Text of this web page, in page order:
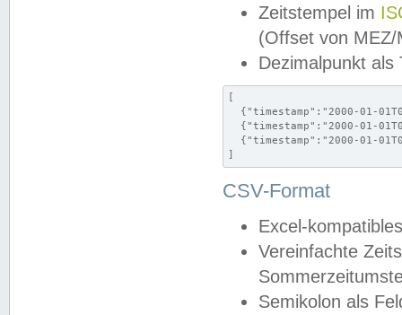
Zeitstempel im
(Offset von MEZ/
Dezimalpunkt als
[
{"timestamp":"2000-01-
{"timestamp":"2000-01-
{"timestamp":"2000-01-
]
CSV-Format
Excel-
Vereinfachte
Semikolon als